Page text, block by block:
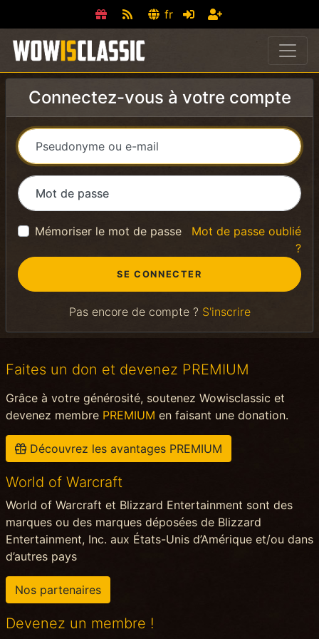
fr
Connectez-vous à votre compte
Pseudonyme ou e-mail
Mot de passe
Mémoriser le mot de passe
Mot de passe oublié
?
Pas encore de compte ? S'inscrire
Faites un don et devenez PREMIUM
Grâce à votre générosité, soutenez Wowisclassic et
devenez membre PREMIUM en faisant une donation.
Découvrez les avantages PREMIUM
World of Warcraft
World of Warcraft et Blizzard Entertainment sont des
marques ou des marques déposées de Blizzard
Entertainment, Inc. aux États-Unis d’Amérique et/ou dans
d’autres pays
Nos partenaires
Devenez un membre !